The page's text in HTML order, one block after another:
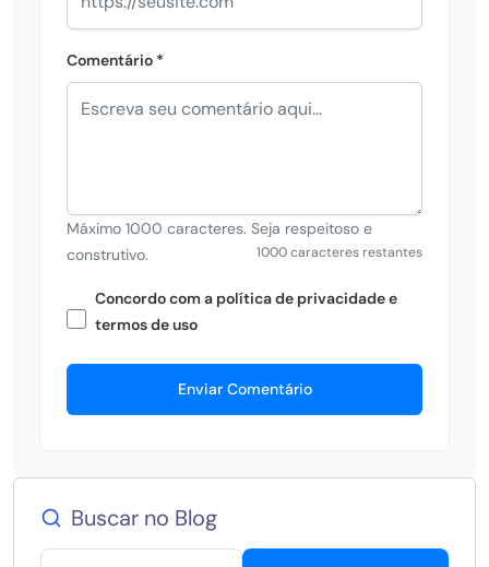
Comentário *
Máximo 1000 caracteres. Seja respeitoso e
construtivo.
1000 caracteres restantes
Concordo com a política de privacidade e
termos de uso
Enviar Comentário
Buscar no Blog